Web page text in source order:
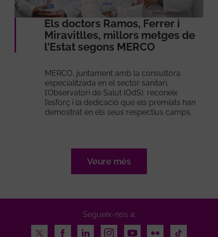
Els doctors Ramos, Ferrer i
Miravitlles, millors metges de
l’Estat segons MERCO
MERCO, juntament amb la consultora
especialitzada en el sector sanitari,
l’Observatori de Salut (OdS), reconeix
l’esforç i la dedicació que els premiats han
demostrat en els seus respectius camps.
Veure més
Segueix-nos a:
Twitter
FacebookLinkedInInstagramYoutubeFlickr TikTok